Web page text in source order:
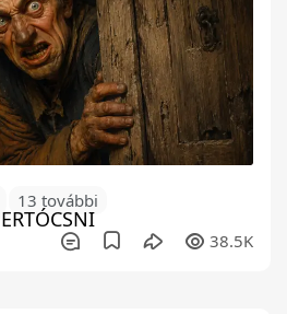
13 további
38.5K